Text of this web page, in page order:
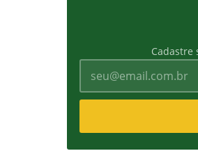
Cadastre